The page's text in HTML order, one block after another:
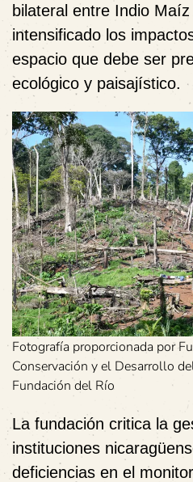
bilateral entre Indio
intensificado los
espacio que debe ser
ecológico y paisajístico.
Fotografía proporcionada por
Conservación y el Desarrollo
Fundación del Río
La fundación critica la
instituciones
deficiencias en el